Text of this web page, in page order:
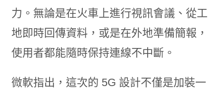
力。無論是在火車上進行視訊會議、從工
地即時回傳資料，或是在外地準備簡報，
使用者都能隨時保持連線不中斷。
微軟指出，這次的 5G 設計不僅是加裝一